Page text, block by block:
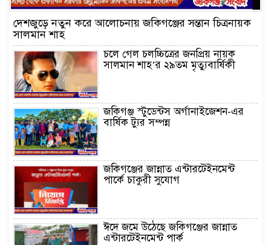
দেশজুড়ে নতুন করে আলোচনায় জকিগঞ্জের সন্তান চিত্রনায়ক
সালমান শাহ
চলে গেল চলচ্চিত্রের জনপ্রিয় নায়ক
সালমান শাহ’র ২৯তম মৃত্যুবার্ষিকী
জকিগঞ্জ স্টুডেন্টস অর্গানাইজেশন-এর
বার্ষিক ট্যুর সম্পন্ন
জকিগঞ্জের জান্নাত এন্টারটেইনমেন্ট
পার্কে চাকুরী সুযোগ
ঈদে জমে উঠেছে জকিগঞ্জের জান্নাত
এন্টারটেইনমেন্ট পার্ক